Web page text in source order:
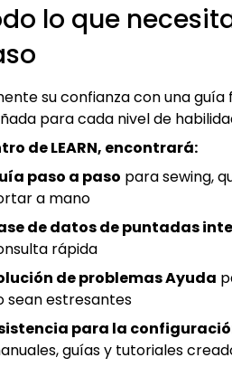
lo que
su confianza con una guía
para cada nivel de
de LEARN, encontrará:
paso a paso para sewing,
a mano
de datos de puntadas
rápida
de problemas Ayuda
sean estresantes
para la
guías y tutoriales